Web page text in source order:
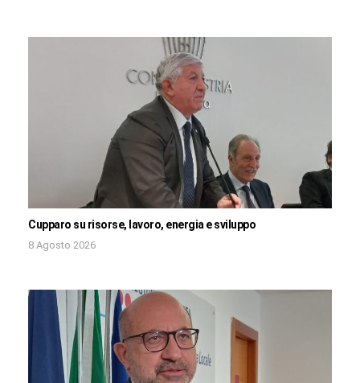
Cupparo su risorse, lavoro, energia e sviluppo
8 Agosto 2026